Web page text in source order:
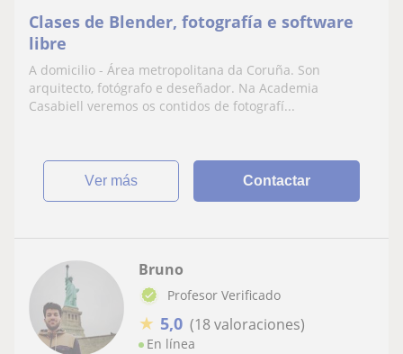
Clases de Blender, fotografía e software
libre
A domicilio - Área metropolitana da Coruña. Son
arquitecto, fotógrafo e deseñador. Na Academia
Casabiell veremos os contidos de fotografí...
ver más Contactar
Bruno
Profesor Verificado
★ 5,0 (18 valoraciones)
En línea